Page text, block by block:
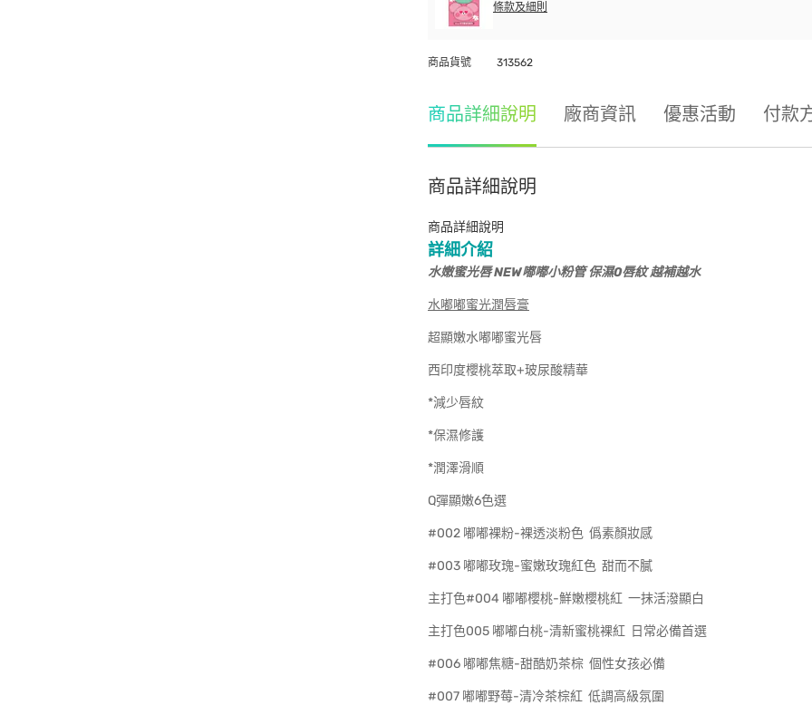
條款及細則
商品貨號 313562
商品詳細說明 廠商資訊 優惠活動 付款
商品詳細說明
商品詳細說明
詳細介紹
水嫩蜜光唇 NEW嘟嘟小粉管 保濕0唇紋 越補越水
水嘟嘟蜜光潤唇膏
超顯嫩水嘟嘟蜜光唇
西印度櫻桃萃取+玻尿酸精華
*減少唇紋
*保濕修護
*潤澤滑順
Q彈顯嫩6色選
#002 嘟嘟裸粉-裸透淡粉色 僞素顏妝感
#003 嘟嘟玫瑰-蜜嫩玫瑰紅色 甜而不膩
主打色#004 嘟嘟櫻桃-鮮嫩櫻桃紅 一抹活潑顯白
主打色005 嘟嘟白桃-清新蜜桃裸紅 日常必備首選
#006 嘟嘟焦糖-甜酷奶茶棕 個性女孩必備
#007 嘟嘟野莓-清冷茶棕紅 低調高級氛圍